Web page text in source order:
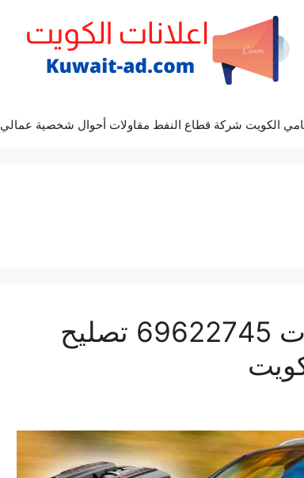
الكويت شركة قطاع النفط مقاولات أحوال شخصية عمالي
كراج ميكانيكي سيارة بايلوت 69622745 تصليح